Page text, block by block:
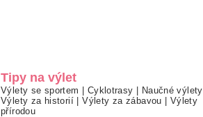
Tipy na výlet
Výlety se sportem | Cyklotrasy | Naučné výlety
Výlety za historií |Výlety za zábavou | Výlety
přírodou